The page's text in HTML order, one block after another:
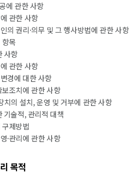
에 관한 사항
관한 사항
의 권리·의무 및 그 행사방법에 관한 사항
항목
사항
관한 사항
경에 대한 사항
조치에 관한 사항
치의 설치, 운영 및 거부에 관한 사항
기술적, 관리적 대책
제방법
·관리에 관한 사항
목적